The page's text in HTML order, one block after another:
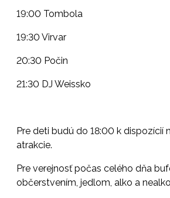
19:00 Tombola
19:30 Virvar
20:30 Počin
21:30 DJ Weissko
Pre deti budú do 18:00 k dispozícií
atrakcie.
Pre verejnosť počas celého dňa
občerstvením, jedlom, alko a